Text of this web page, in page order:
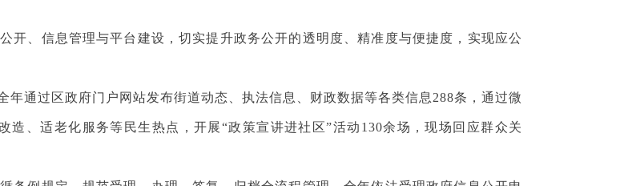
、信息管理与平台建设，切实提升政务公开的透明度、精准度与便捷度，实现应公
过区政府门户网站发布街道动态、执法信息、财政数据等各类信息288条，通过微
、适老化服务等民生热点，开展“政策宣讲进社区”活动130余场，现场回应群众关